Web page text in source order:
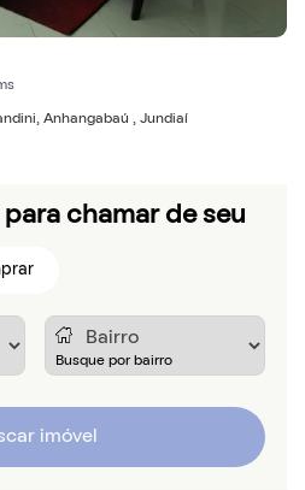
chamar de seu
imóvel
Anhangabaú , Jundiaí